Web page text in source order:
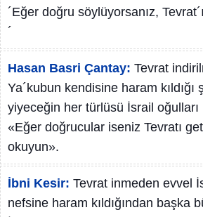
´Eğer doğru söylüyorsanız,
´
Hasan Basri Çantay: Tevrat
Ya´kubun kendisine haram
yiyeceğin her türlüsü İsrail
«Eğer doğrucular iseniz Tevratı
okuyun».
İbni Kesir: Tevrat inmeden evvel
nefsine haram kıldığından başka